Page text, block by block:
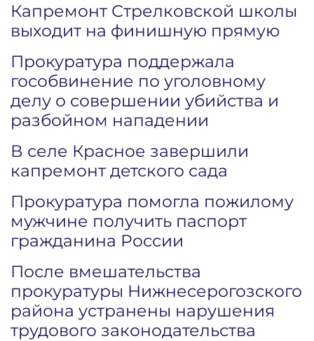
Капремонт Стрелковской школы
выходит на финишную прямую
Прокуратура поддержала
гособвинение по уголовному
делу о совершении убийства и
разбойном нападении
В селе Красное завершили
капремонт детского сада
Прокуратура помогла пожилому
мужчине получить паспорт
гражданина России
После вмешательства
прокуратуры Нижнесерогозского
района устранены нарушения
трудового законодательства